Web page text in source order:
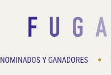
NOMINADOS Y GANADORES